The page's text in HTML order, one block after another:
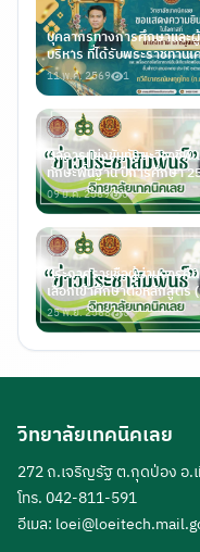
บุคลากรทางการศึกษาและผู้
บริหาร ที่ได้รับพระราชทานเ
11 พ.ค. 2569 1
ผลการแข่งขันทักษะวิชาชีพ
ทักษะพื้นฐาน ปีการศึกษา
09 ม.ค. 2569 0
ประกาศรายชื่อผู้ผ่านการคัด
เลือกเข้าศึกษาต่อหลักสูตร
25 พ.ย. 2568 0
วิทยาลัยเทคนิคเลย
272 ถ.เจริญรัฐ ต.กุดป่อง อ.
โทร. 042-811-591
อีเมล: